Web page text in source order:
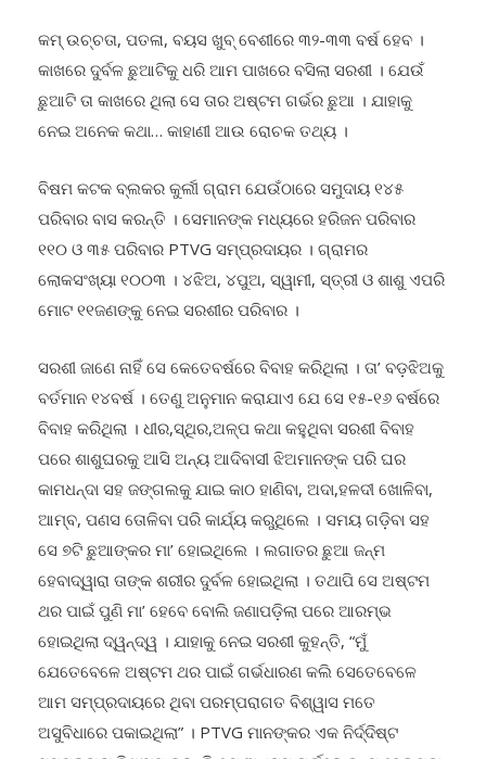
କାଖରେ ଦୁର୍ବଳ ଛୁଆଟିକୁ ଧରି ଆମ ପାଖରେ ବସିଲା ସରଶୀ । ଯେଉଁ
ଛୁଆଟି ତା କାଖରେ ଥିଲା ସେ ତାର ଅଷ୍ଟମ ଗର୍ଭର ଛୁଆ । ଯାହାକୁ
ନେଇ ଅନେକ କଥା… କାହାଣୀ ଆଉ ରୋଚକ ତଥ୍ୟ ।
ପରିବାର ବାସ କରନ୍ତି । ସେମାନଙ୍କ ମଧ୍ୟରେ ହରିଜନ ପରିବାର
୧୧୦ ଓ ୩୫ ପରିବାର PTVG ସମ୍ପ୍ରଦାୟର । ଗ୍ରାମର
ଲୋକସଂଖ୍ୟା ୧୦୦୩ । ୪ଝିଅ, ୪ପୁଅ, ସ୍ୱାମୀ, ସ୍ତ୍ରୀ ଓ ଶାଶୁ ଏପରି
ମୋଟ ୧୧ଜଣଙ୍କୁ ନେଇ ସରଶୀର ପରିବାର ।
ବର୍ତମାନ ୧୪ବର୍ଷ । ତେଣୁ ଅନୁମାନ କରାଯାଏ ଯେ ସେ ୧୫-୧୬ ବର୍ଷରେ
ବିବାହ କରିଥିଲା । ଧୀର,ସ୍ଥିର,ଅଳ୍ପ କଥା କହୁଥିବା ସରଶୀ ବିବାହ
ପରେ ଶାଶୁଘରକୁ ଆସି ଅନ୍ୟ ଆଦିବାସୀ ଝିଅମାନଙ୍କ ପରି ଘର
କାମଧନ୍ଦା ସହ ଜଙ୍ଗଲକୁ ଯାଇ କାଠ ହାଣିବା, ଅଦା,ହଳଦୀ ଖୋଳିବା,
ଆମ୍ବ, ପଣସ ତୋଳିବା ପରି କାର୍ଯ୍ୟ କରୁଥିଲେ । ସମୟ ଗଡ଼ିବା ସହ
ସେ ୭ଟି ଛୁଆଙ୍କର ମା’ ହୋଇଥିଲେ । ଲଗାତର ଛୁଆ ଜନ୍ମ
ହେବାଦ୍ୱାରା ତାଙ୍କ ଶରୀର ଦୁର୍ବଳ ହୋଇଥିଲା । ତଥାପି ସେ ଅଷ୍ଟମ
ଥର ପାଇଁ ପୁଣି ମା’ ହେବେ ବୋଲି ଜଣାପଡ଼ିଲା ପରେ ଆରମ୍ଭ
ହୋଇଥିଲା ଦ୍ୱନ୍ଦ୍ୱ । ଯାହାକୁ ନେଇ ସରଶୀ କୁହନ୍ତି, “ମୁଁ
ଯେତେବେଳେ ଅଷ୍ଟମ ଥର ପାଇଁ ଗର୍ଭଧାରଣ କଲି ସେତେବେଳେ
ଆମ ସମ୍ପ୍ରଦାୟରେ ଥିବା ପରମ୍ପରାଗତ ବିଶ୍ୱାସ ମତେ
ଅସୁବିଧାରେ ପକାଇଥିଲା” । PTVG ମାନଙ୍କର ଏକ ନିର୍ଦ୍ଦିଷ୍ଟ
ସମ୍ପ୍ରଦାୟ ବିଶ୍ୱାସ କରନ୍ତି ଯେ ଅଷ୍ଟମ ଗର୍ଭରେ ଜନ୍ମ ହେଉଥିବା